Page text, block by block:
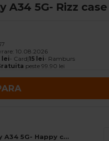
5G- Rizz case
10.08.2026
lei- Card|15 lei- Ramburs
peste 99.90 lei
Husa spate pentru Samsung Galaxy A34 5G- Happy case